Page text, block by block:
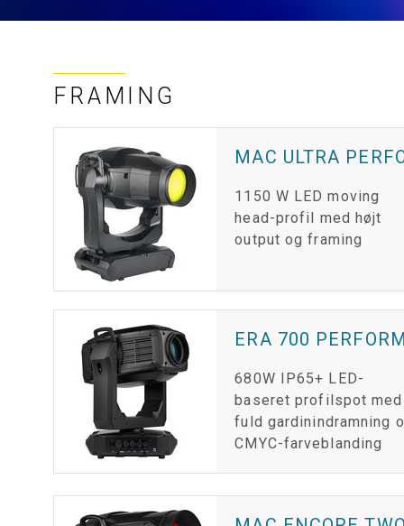
FRAMING
MAC ULTRA
1150 W LED moving
head-profil med højt
output og framing
ERA 700
680W IP65+ LED-
baseret profilspot med
fuld gardinindramning
CMYC-farveblanding